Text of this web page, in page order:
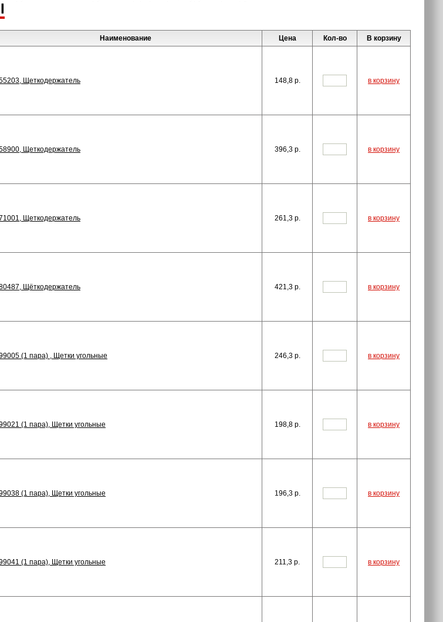
Наименование Цена Кол-во В корзину
Щеткодержатель 148,8p. в корзину
Щеткодержатель 396,3p. в корзину
Щеткодержатель 261,3p. в корзину
Щёткодержатель 421,3p. в корзину
(1 пара) , Щетки угольные 246,3p. в корзину
(1 пара), Щетки угольные 198,8p. в корзину
(1 пара), Щетки угольные 196,3p. в корзину
(1 пара), Щетки угольные 211,3 p. в корзину